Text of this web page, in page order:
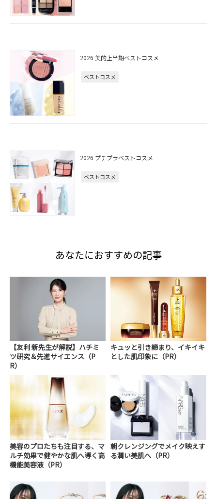
2026 美的上半期ベストコスメ
ベストコスメ
2026 プチプラベストコスメ
ベストコスメ
あなたにおすすめの記事
【友利 新先生が解説】ハチミ
ツ研究＆先進サイエンス（P
R）
キュッと引き締まり、イキイキ
とした肌印象に（PR）
美容のプロたちも注目する、マ
ルチ効果で健やかな肌へ導く高
機能美容液（PR）
朝クレンジングでメイク映えす
る潤い美肌へ（PR）